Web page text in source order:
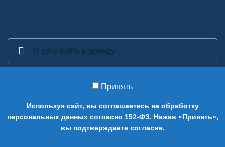
предметов декора в Москве.
0
Принять
Используя сайт, вы соглашаетесь на обработку
персональных данных согласно 152-ФЗ. Нажав «Принять»,
вы подтверждаете согласие.